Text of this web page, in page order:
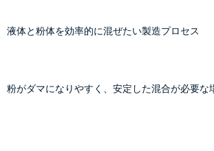
液体と粉体を効率的に混ぜたい製造プロセス
粉がダマになりやすく、安定した混合が必要な